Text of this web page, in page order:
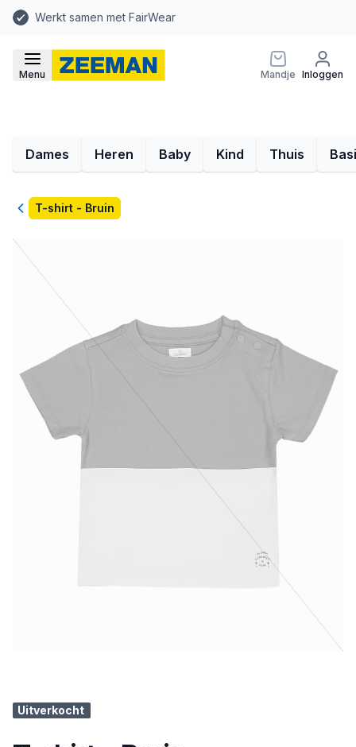
Werkt samen met FairWear
Menu Mandje Inloggen
Dames Heren Baby Kind Thuis
TerugT-shirt - Bruin
Uitverkocht